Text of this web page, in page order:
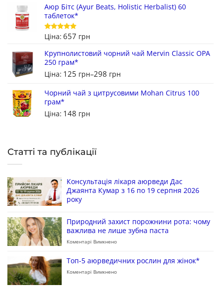
Аюр Бітс (Ayur Beats, Holistic Herbalist) 60
таблеток*
Оцінено в
з 5
Ціна: 657 грн
Крупнолистовий чорний чай Mervin Classic OPA
250 грам*
Ціна: 125 грн–298 грн
Чорний чай з цитрусовими Mohan Citrus 100
грам*
Ціна: 148 грн
Статті та публікації
Консультація лікаря аюрведи Дас
Джаянта Кумар з 16 по 19 серпня 2026
року
Природний захист порожнини рота: чому
важлива не лише зубна паста
Коментарі Вимкнено
Топ-5 аюрведичних рослин для жінок*
Коментарі Вимкнено